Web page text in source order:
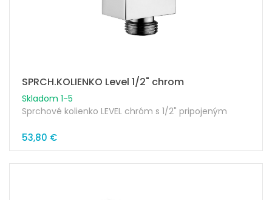
SPRCH.KOLIENKO Level 1/2" chrom
Skladom 1-5
Sprchové kolienko LEVEL chróm s 1/2" pripojeným
53,80 €